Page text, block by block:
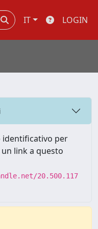
IT LOGIN
identificativo per
link a questo
20.500.117